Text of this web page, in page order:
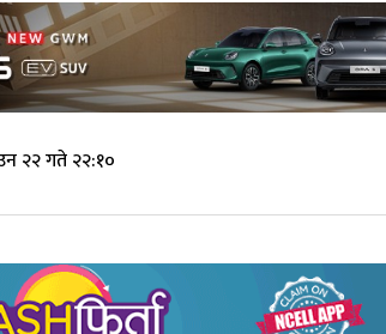
२२ गते २२:१०